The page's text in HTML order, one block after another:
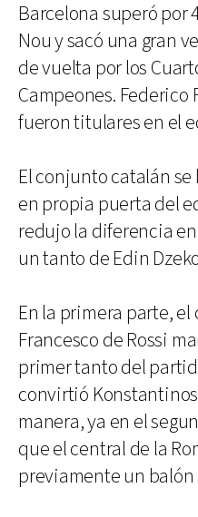
Barcelona superó por
Nou y sacó una gran
de vuelta por los
Campeones. Federico
fueron titulares en el
El conjunto catalán
en propia puerta del
redujo la diferencia
un tanto de Edin
En la primera parte,
Francesco de Rossi
primer tanto del
convirtió
manera, ya en el
que el central de la
previamente un balón